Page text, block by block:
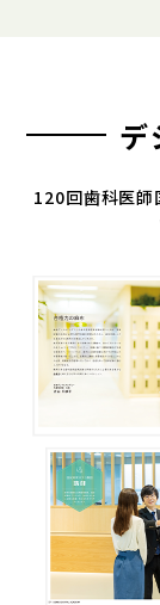
デ
120回歯科医師